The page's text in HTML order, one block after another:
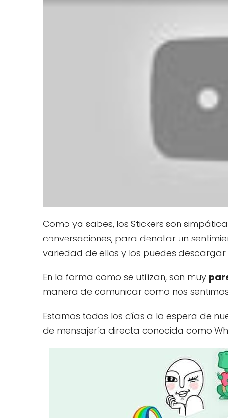
Como ya sabes, los Stickers son
conversaciones, para denotar un
variedad de ellos y los puedes
En la forma como se utilizan, son muy
manera de comunicar como nos
Estamos todos los días a la espera de
de mensajería directa conocida como